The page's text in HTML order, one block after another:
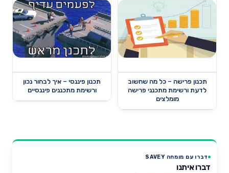
תכנון פרישה – כל מה שחשוב
לדעת ורשימת מתכנני פרישה
מומלצים
תכנון פיננסי – איך לבחור נכון
ורשימת מתכננים פיננסיים
דברו עם מומחה SAVEY
דברו איתנו